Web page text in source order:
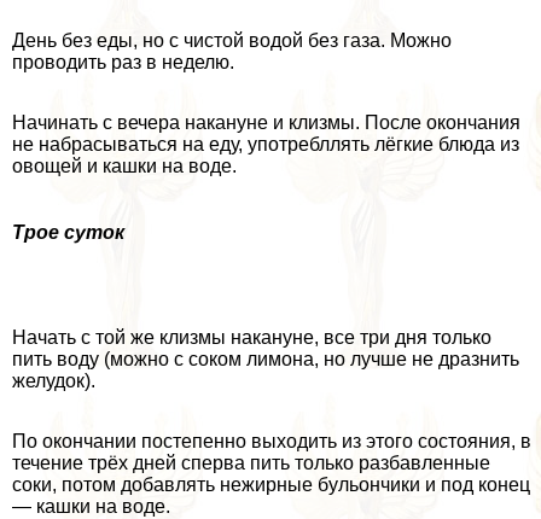
День без еды, но с чистой водой без газа. Можно
проводить раз в неделю.
Начинать с вечера накануне и клизмы. После окончания
не набрасываться на еду, употрeбллять лёгкие блюда из
овощей и кашки на воде.
Трое суток
Начать с той же клизмы накануне, все три дня только
пить воду (можно с соком лимона, но лучше не дразнить
желудок).
По окончании постепенно выходить из этого состояния, в
течение трёх дней сперва пить только разбавленные
соки, потом добавлять нежирные бульончики и под конец
— кашки на воде.